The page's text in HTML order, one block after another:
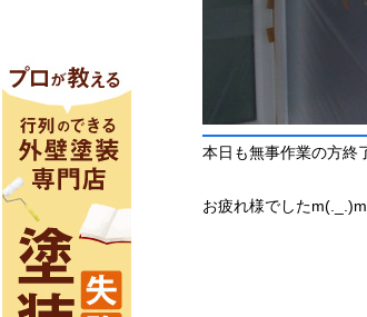
本日も無事作業の方終
お疲れ様でしたm(._.)m